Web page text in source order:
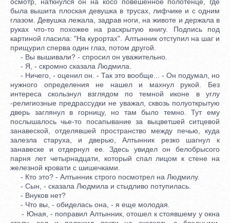
была вышита плоская девушка в трусах, лифчике и с одним
глазом. Девушка лежала, задрав ноги, на животе и держала в
руках что-то похожее на раскрытую книгу. Подпись под
картиной гласила: "На курортах". Алтынник отступил на шаг и
прищурил сперва один глаз, потом другой.
- Вы вышивали? - спросил он уважительно.
- Я, - скромно сказала Людмила.
- Ничего, - оценил он. - Так это вообще... - Он подумал, но
нужного определения не нашел и махнул рукой. Без
интереса скользнул взглядом по темной иконе в углу
-религиозные предрассудки не уважал, сквозь полуоткрытую
дверь заглянул в горницу, но там было темно. Тут ему
послышалось чье-то посапывание за выцветшей ситцевой
занавеской, отделявшей пространство между печью, куда
залезла старуха, и дверью, Алтынник резко шагнул к
занавеске и отдернул ее. Здесь увидел он белобрысого
парня лет четырнадцати, который спал лицом к стене на
железной кровати с шишечками.
- Кто это? - Алтынник строго посмотрел на Людмилу.
- Сын, - сказала Людмила и стыдливо потупилась.
- Внуков нет?
- Что вы, - обиделась она, - я еще молодая.
- Юная, - поправил Алтынник, отошел к стоявшему у окна